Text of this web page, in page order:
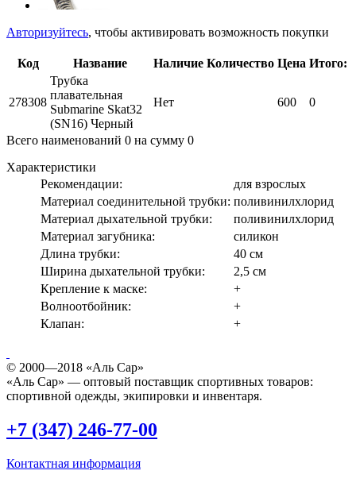
Авторизуйтесь, чтобы активировать возможность покупки
Код Название Наличие Количество Цена Итого:
278308
Трубка
плавательная
Submarine Skat32
(SN16) Черный
Нет 600 0
Всего наименований 0 на сумму 0
Характеристики
Рекомендации:
для взрослых
Материал соединительной трубки: поливинилхлорид
Материал дыхательной трубки:
поливинилхлорид
Материал загубника:
силикон
Длина трубки:
40 см
Ширина дыхательной трубки:
2,5 см
Крепление к маске:
+
Волноотбойник:
+
Клапан:
+
© 2000—2018 «Аль Сар»
«Аль Сар» — оптовый поставщик спортивных товаров:
спортивной одежды, экипировки и инвентаря.
+7 (347) 246-77-00
Контактная информация